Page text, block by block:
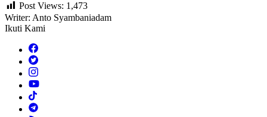
Post Views: 1,473
Writer: Anto Syambaniadam
Ikuti Kami